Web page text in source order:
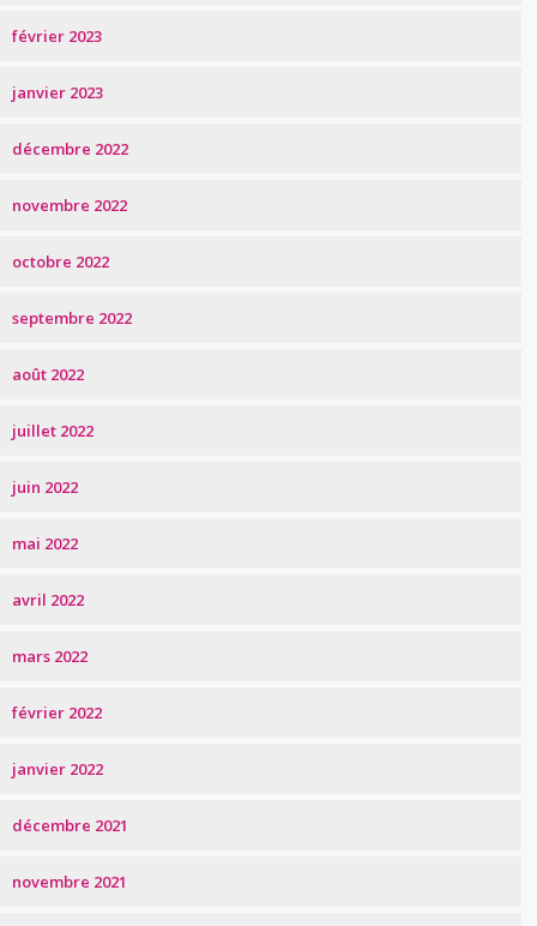
février 2023
janvier 2023
décembre 2022
novembre 2022
octobre 2022
septembre 2022
août 2022
juillet 2022
juin 2022
mai 2022
avril 2022
mars 2022
février 2022
janvier 2022
décembre 2021
novembre 2021